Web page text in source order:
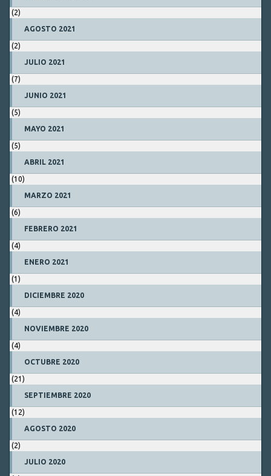
(2)
AGOSTO 2021
(2)
JULIO 2021
(7)
JUNIO 2021
(5)
MAYO 2021
(5)
ABRIL 2021
(10)
MARZO 2021
(6)
FEBRERO 2021
(4)
ENERO 2021
(1)
DICIEMBRE 2020
(4)
NOVIEMBRE 2020
(4)
OCTUBRE 2020
(21)
SEPTIEMBRE 2020
(12)
AGOSTO 2020
(2)
JULIO 2020